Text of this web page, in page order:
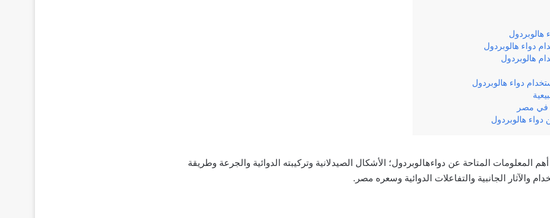
هالوبردول
دواء هالوبردول
هالوبردول
دواء هالوبردول
في مصر
هالوبردول
‌المعلومات‌ ‌المتاحة‌ ‌عن‌ ‌دواء‌هالوبردول؛‌ ‌الأشكال‌ ‌الصيدلانية‌ ‌وتركيبته‌ ‌الدوائية‌ ‌والجرعة‌ ‌وطريقة‌
‌والآثار‌ ‌الجانبية‌ ‌والتفاعلات‌ ‌الدوائية‌ ‌وسعره‌ ‌مصر.‌